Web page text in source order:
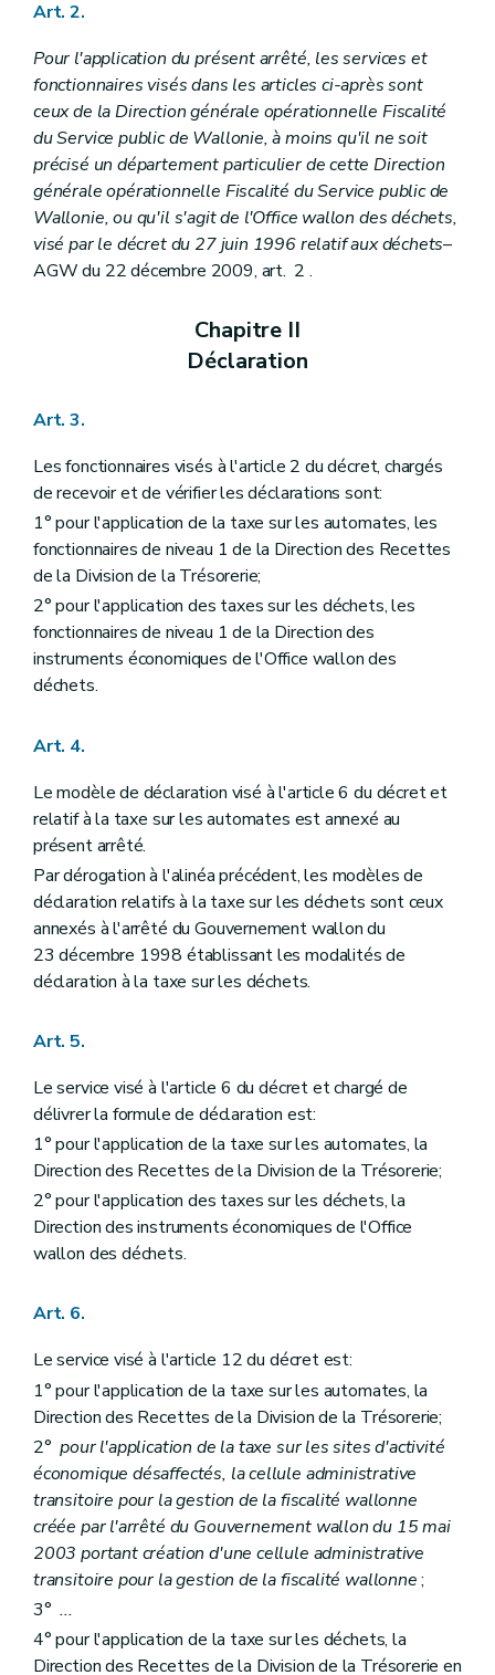
Art. 2.
Pour l'application du présent arrêté, les services et
fonctionnaires visés dans les articles ci-après sont
ceux de la Direction générale opérationnelle Fiscalité
du Service public de Wallonie, à moins qu'il ne soit
précisé un département particulier de cette Direction
générale opérationnelle Fiscalité du Service public de
Wallonie, ou qu'il s'agit de l'Office wallon des déchets,
visé par le décret du 27 juin 1996 relatif aux déchets–
AGW du 22 décembre 2009, art. 2 .
Chapitre II
Déclaration
Art. 3.
Les fonctionnaires visés à l'article 2 du décret, chargés
de recevoir et de vérifier les déclarations sont:
1° pour l'application de la taxe sur les automates, les
fonctionnaires de niveau 1 de la Direction des Recettes
de la Division de la Trésorerie;
2° pour l'application des taxes sur les déchets, les
fonctionnaires de niveau 1 de la Direction des
instruments économiques de l'Office wallon des
déchets.
Art. 4.
Le modèle de déclaration visé à l'article 6 du décret et
relatif à la taxe sur les automates est annexé au
présent arrêté.
Par dérogation à l'alinéa précédent, les modèles de
déclaration relatifs à la taxe sur les déchets sont ceux
annexés à l'arrêté du Gouvernement wallon du
23 décembre 1998 établissant les modalités de
déclaration à la taxe sur les déchets.
Art. 5.
Le service visé à l'article 6 du décret et chargé de
délivrer la formule de déclaration est:
1° pour l'application de la taxe sur les automates, la
Direction des Recettes de la Division de la Trésorerie;
2° pour l'application des taxes sur les déchets, la
Direction des instruments économiques de l'Office
wallon des déchets.
Art. 6.
Le service visé à l'article 12 du décret est:
1° pour l'application de la taxe sur les automates, la
Direction des Recettes de la Division de la Trésorerie;
2°pour l'application de la taxe sur les sites d'activité
économique désaffectés, la cellule administrative
transitoire pour la gestion de la fiscalité wallonne
créée par l'arrêté du Gouvernement wallon du 15 mai
2003 portant création d'une cellule administrative
transitoire pour la gestion de la fiscalité wallonne;
3°...
4° pour l'application de la taxe sur les déchets, la
Direction des Recettes de la Division de la Trésorerie en